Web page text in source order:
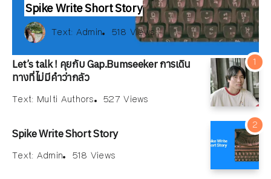
สมลดา เนียมละมูล
Multi Authors 527 Views
Spike Write Short Story
Text: Admin 518 Views
Text: วัลคุ์วดี ชุมจุล 260 Views
Text: ณัฐพงษ์ วิมลรัตน์ 179 Views
Text: สมลดา เนียมละมูล
179 Views
Text: Multi Authors 527 Views
Let’s talk ! คุยกับ Gap.Bumseeker การเดิน
ทางที่ไม่มีคำว่ากลัว
Text: Multi Authors 527 Views
Spike Write Short Story
Text: Admin 518 Views